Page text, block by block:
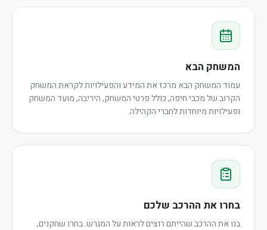
המשחק הבא
עמוד המשחק הבא מרכז את המידע והפעילויות לקראת המשחק
הקרוב של מכבי חיפה, כולל פרטי המשחק, היריבה, מועד המשחק
ופעילויות מיוחדות לחברי הקהילה.
בחרו את ההרכב שלכם
בנו את ההרכב שהייתם רוצים לראות על המגרש. בחרו שחקנים,